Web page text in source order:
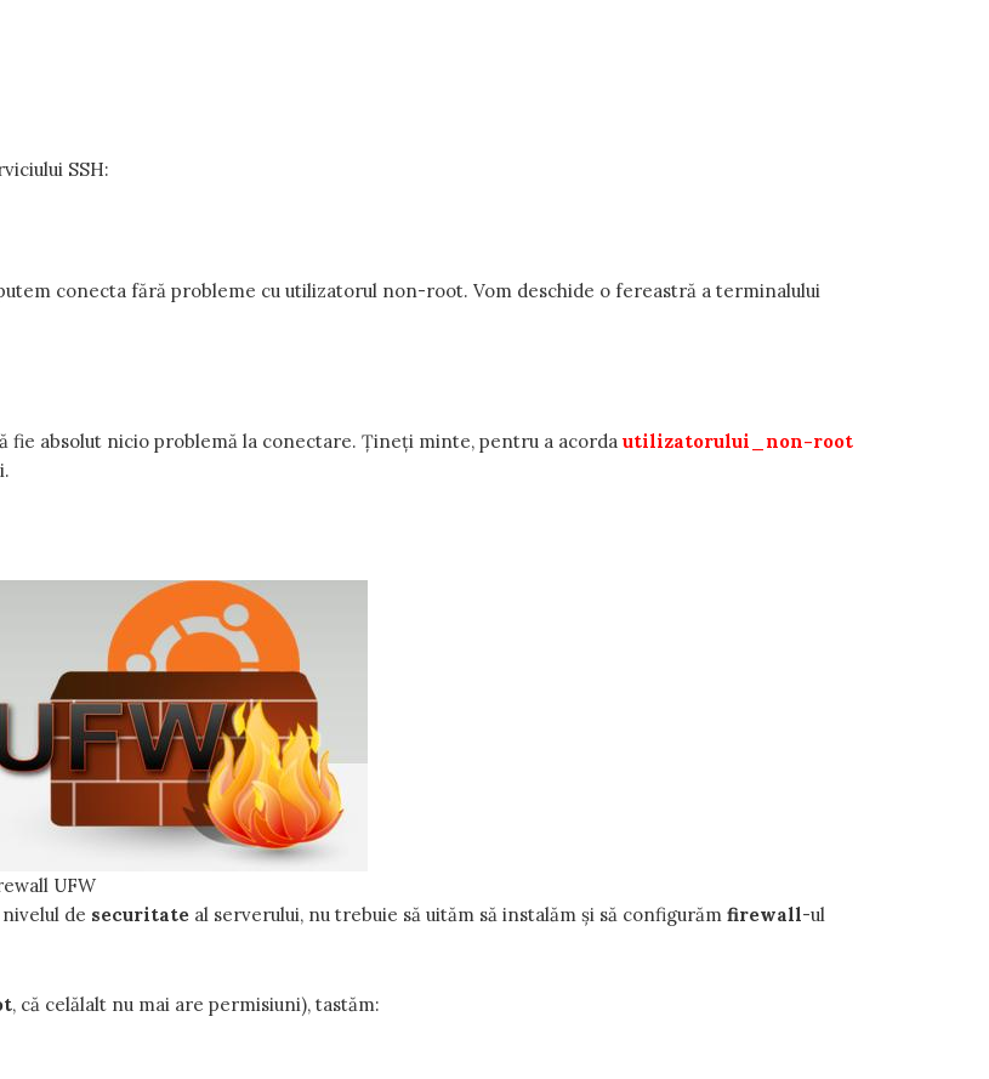
SSH:
conecta fără probleme cu utilizatorul non-root. Vom deschide o fereastră a terminalului
absolut nicio problemă la conectare. Țineți minte, pentru a acorda utilizatorului_non-root
UFW
de securitate al serverului, nu trebuie să uităm să instalăm și să configurăm firewall-ul
, că celălalt nu mai are permisiuni), tastăm: